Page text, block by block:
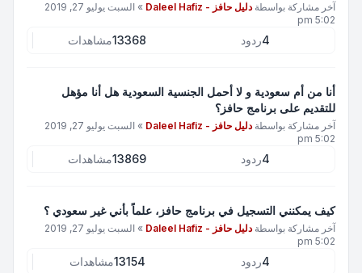
آخر مشاركة بواسطةدليل حافز - Daleel Hafiz »
السبت يوليو 27, 2019
5:02 pm
4ردود 13368مشاهدات
أنا من أم سعودية و لا أحمل الجنسية السعودية هل أنا مؤهل
للتقديم على برنامج حافز؟
آخر مشاركة بواسطةدليل حافز - Daleel Hafiz »
السبت يوليو 27, 2019
5:02 pm
4ردود 13869مشاهدات
كيف يمكنني التسجيل في برنامج حافز، علماً بأني غير سعودي ؟
آخر مشاركة بواسطةدليل حافز - Daleel Hafiz »
السبت يوليو 27, 2019
5:02 pm
4ردود 13154مشاهدات